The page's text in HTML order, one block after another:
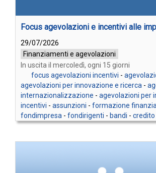
Focus agevolazioni e incentivi alle
29/07/2026
Finanziamenti e agevolazioni
In uscita il mercoledì, ogni 15 giorni
focus agevolazioni incentivi -
agevolazioni per innovazione e ricerca -
internazionalizzazione - agevolazioni per
incentivi - assunzioni - formazione
fondimpresa - fondirigenti - bandi - credito